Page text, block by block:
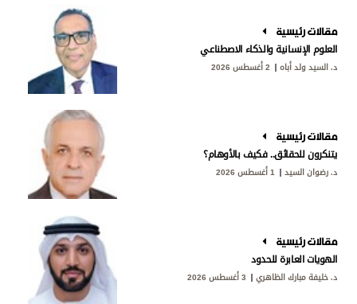
مقالات رئيسية
العلوم الإنسانية والذكاء الاصطناعي
د. السيد ولد أباه 2 أغسطس 2026
مقالات رئيسية
يتنكرون للحقائق.. فكيف بالأوهام؟
د. رضوان السيد 1 أغسطس 2026
مقالات رئيسية
الهويات العابرة للحدود
د. خليفة مبارك الظاهري 3 أغسطس 2026